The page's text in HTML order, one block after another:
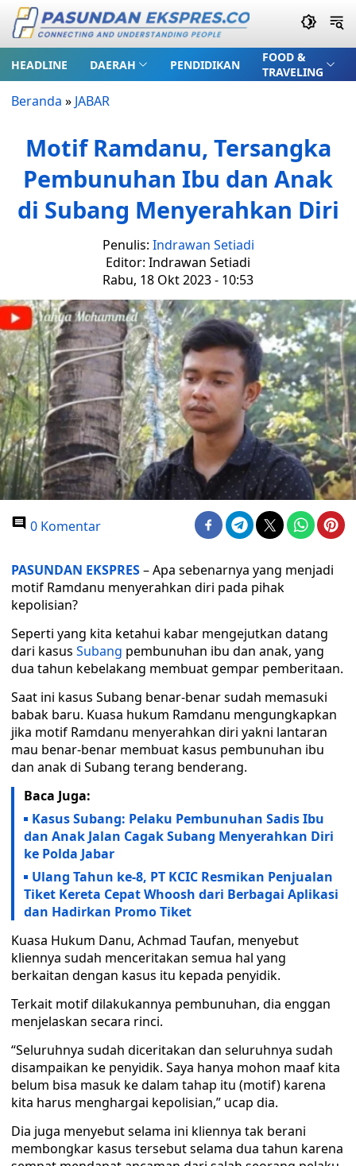
HEADLINE DAERAH PENDIDIKAN
FOOD &
TRAVELING
Beranda » JABAR
Motif Ramdanu, Tersangka
Pembunuhan Ibu dan Anak
di Subang Menyerahkan Diri
Penulis: Indrawan Setiadi
Editor: Indrawan Setiadi
Rabu, 18 Okt 2023 - 10:53
0 Komentar
PASUNDAN EKSPRES– Apa sebenarnya yang menjadi
motif Ramdanu menyerahkan diri pada pihak
kepolisian?
Seperti yang kita ketahui kabar mengejutkan datang
dari kasus Subang pembunuhan ibu dan anak, yang
dua tahun kebelakang membuat gempar pemberitaan.
Saat ini kasus Subang benar-benar sudah memasuki
babak baru. Kuasa hukum Ramdanu mengungkapkan
jika motif Ramdanu menyerahkan diri yakni lantaran
mau benar-benar membuat kasus pembunuhan ibu
dan anak di Subang terang benderang.
Baca Juga:
Kasus Subang: Pelaku Pembunuhan Sadis Ibu
dan Anak Jalan Cagak Subang Menyerahkan Diri
ke Polda Jabar
Ulang Tahun ke-8, PT KCIC Resmikan Penjualan
Tiket Kereta Cepat Whoosh dari Berbagai Aplikasi
dan Hadirkan Promo Tiket
Kuasa Hukum Danu, Achmad Taufan, menyebut
kliennya sudah menceritakan semua hal yang
berkaitan dengan kasus itu kepada penyidik.
Terkait motif dilakukannya pembunuhan, dia enggan
menjelaskan secara rinci.
“Seluruhnya sudah diceritakan dan seluruhnya sudah
disampaikan ke penyidik. Saya hanya mohon maaf kita
belum bisa masuk ke dalam tahap itu (motif) karena
kita harus menghargai kepolisian,” ucap dia.
Dia juga menyebut selama ini kliennya tak berani
membongkar kasus tersebut selama dua tahun karena